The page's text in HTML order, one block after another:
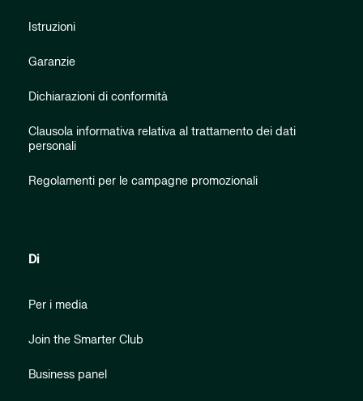
Istruzioni
Garanzie
Dichiarazioni di conformità
Clausola informativa relativa al trattamento dei dati
personali
Regolamenti per le campagne promozionali
Di
Per i media
Join the Smarter Club
Business panel